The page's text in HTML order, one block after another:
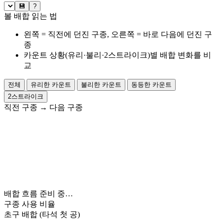
💾 ?
볼 배합 읽는 법
왼쪽 = 직전에 던진 구종, 오른쪽 = 바로 다음에 던진 구
종
카운트 상황(유리·불리·2스트라이크)별 배합 변화를 비
교
전체 유리한 카운트 불리한 카운트
동등한 카운트
2스트라이크
직전 구종 → 다음 구종
배합 흐름 준비 중…
구종 사용 비율
초구 배합 (타석 첫 공)